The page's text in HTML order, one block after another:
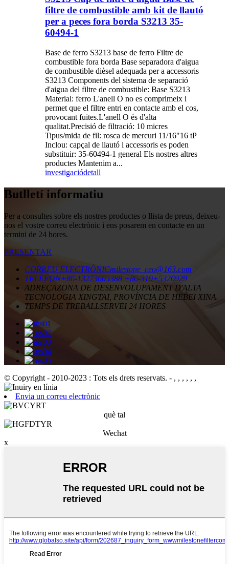
filtre de combustible amb kit de llautó
per a peces fora borda S3213 35-
60494-1
Base de ferro S3213 base de ferro Filtre de
combustible fora borda Base separadora d'aigua
de combustible dièsel adequada per a accessoris
S3213 Components del sistema de separació
d'aigua del filtre de combustible: Base S3213
Material: ferro L'anell O no es comprimeix i
permet que el filtre entri en contacte amb el cos,
provocant fuites.L'anell O és d'alta
qualitat.Precisió de filtració: 10 micres
Tipus/mida de fil: rosca de mercuri 11/16″16 tP
Inclou: capçal de llautó i accessoris es poden
substituir: 35-60494-1 general Els nostres altres
productes Mantenim a...
investigaciódetall
Butlletí informatiu
Per a consultes sobre els nostres productes o llista de preus, deixeu-
nos el vostre correu electrònic i ens posarem en contacte en un
termini de 24 hores.
PRESENTAR
CORREU ELECTRÒNICmilestone_ceo@163.com
TELÈFON+86-13273665388 +86-319+5326929
ADREÇAZONA DE DESENVOLUPAMENT D'ALTA
TECNOLOGIA XINGTAI, PROVÍNCIA DE HEBEI XINA.
TEMPS DE TREBALLSERVEI 24 HORES
© Copyright - 2010-2023 : Tots els drets reservats. - , , , , , ,
Envia un correu electrònic
què tal
Wechat
x